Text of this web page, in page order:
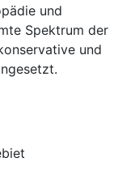
und
Spektrum der
und